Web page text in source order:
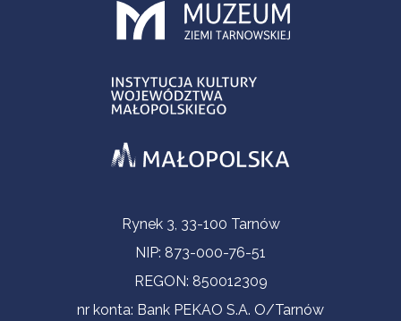
Informacje kontaktoweRynek 3, 33-100 Tarnów
NIP: 873-000-76-51
REGON: 850012309
nr konta: Bank PEKAO S.A. O/Tarnów